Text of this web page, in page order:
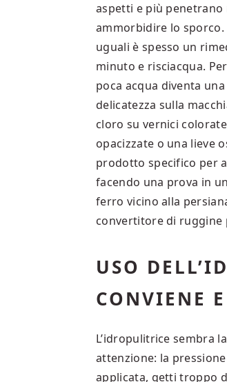
aspetti e più penetrano
ammorbidire lo sporco.
uguali è spesso un
minuto e risciacqua.
poca acqua diventa
delicatezza sulla
cloro su vernici
opacizzate o una lieve
prodotto specifico per
facendo una prova in
ferro vicino alla
convertitore di ruggine
USO
CONVIENE
L’idropulitrice sembra
attenzione: la
applicata, getti troppo